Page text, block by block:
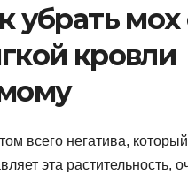
убрать мох
кровли
всего негатива, который
эта растительность,